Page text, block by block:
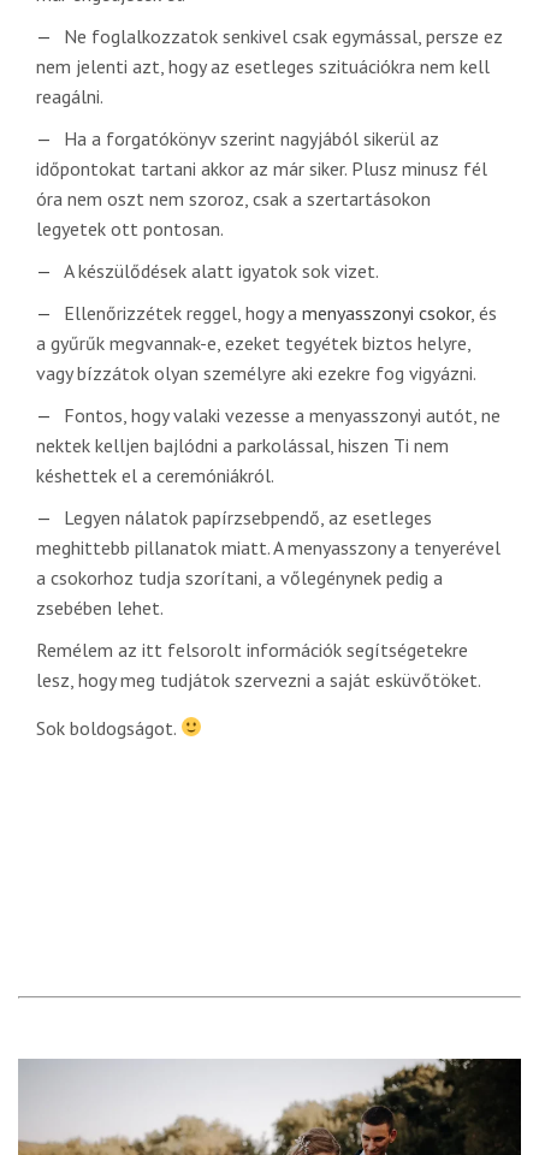
Ne foglalkozzatok senkivel csak egymással, persze ez
nem jelenti azt, hogy az esetleges szituációkra nem kell
reagálni.
Ha a forgatókönyv szerint nagyjából sikerül az
időpontokat tartani akkor az már siker. Plusz minusz fél
óra nem oszt nem szoroz, csak a szertartásokon
legyetek ott pontosan.
A készülődések alatt igyatok sok vizet.
Ellenőrizzétek reggel, hogy a menyasszonyi csokor, és
a gyűrűk megvannak-e, ezeket tegyétek biztos helyre,
vagy bízzátok olyan személyre aki ezekre fog vigyázni.
Fontos, hogy valaki vezesse a menyasszonyi autót, ne
nektek kelljen bajlódni a parkolással, hiszen Ti nem
késhettek el a ceremóniákról.
Legyen nálatok papírzsebpendő, az esetleges
meghittebb pillanatok miatt. A menyasszony a tenyerével
a csokorhoz tudja szorítani, a vőlegénynek pedig a
zsebében lehet.
Remélem az itt felsorolt információk segítségetekre
lesz, hogy meg tudjátok szervezni a saját esküvőtöket.
Sok boldogságot.